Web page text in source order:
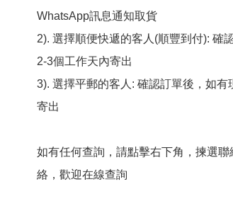
WhatsApp訊息通知取貨
2). 選擇順便快遞的客人(順豐到付): 確
2-3個工作天內寄出
3). 選擇平郵的客人: 確認訂單後，如有
寄出
如有任何查詢，請點擊右下角，揀選
絡，歡迎在線查詢